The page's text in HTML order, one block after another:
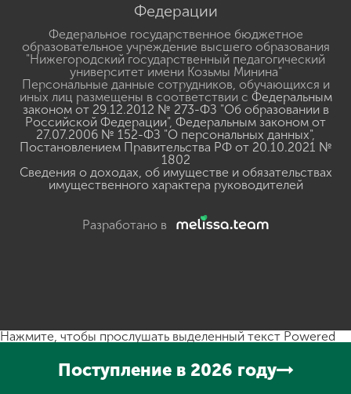
Федерации
Федеральное государственное бюджетное
образовательное учреждение высшего образования
"Нижегородский государственный педагогический
университет имени Козьмы Минина"
Персональные данные сотрудников, обучающихся и
иных лиц размещены в соответствии с Федеральным
законом от 29.12.2012 № 273-ФЗ "Об образовании в
Российской Федерации", Федеральным законом от
27.07.2006 № 152-ФЗ "О персональных данных",
Постановлением Правительства РФ от 20.10.2021 №
1802
Сведения о доходах, об имуществе и обязательствах
имущественного характера руководителей
Разработано в
Поступление в 2026 году
Нажмите, чтобы прослушать выделенный текст Powered